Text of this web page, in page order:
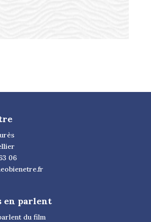
06
en parlent
du film